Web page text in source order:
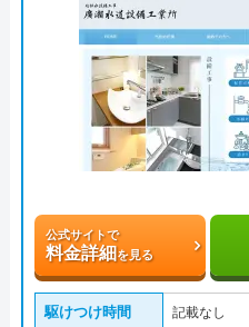
公式サイトで
料金詳細を見る
駆けつけ時間 記載なし